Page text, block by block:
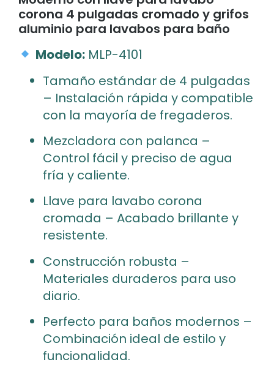
corona 4 pulgadas cromado y grifos
aluminio para lavabos para baño
Modelo:MLP-4101
Tamaño estándar de 4 pulgadas
– Instalación rápida y compatible
con la mayoría de fregaderos.
Mezcladora con palanca –
Control fácil y preciso de agua
fría y caliente.
Llave para lavabo corona
cromada – Acabado brillante y
resistente.
Construcción robusta –
Materiales duraderos para uso
diario.
Perfecto para baños modernos –
Combinación ideal de estilo y
funcionalidad.